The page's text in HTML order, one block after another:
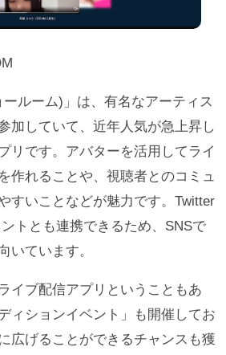
ールーム)」は、有名なアーティス
加していて、近年人気が急上昇し
リです。アバターを活用してライ
作れることや、視聴者とのコミュ
すいことなどが魅力です。Twitter
トとも連携できるため、SNSで
いています。
イブ配信アプリということもあ
ィションイベント」も開催してお
広げることができるチャンスも獲